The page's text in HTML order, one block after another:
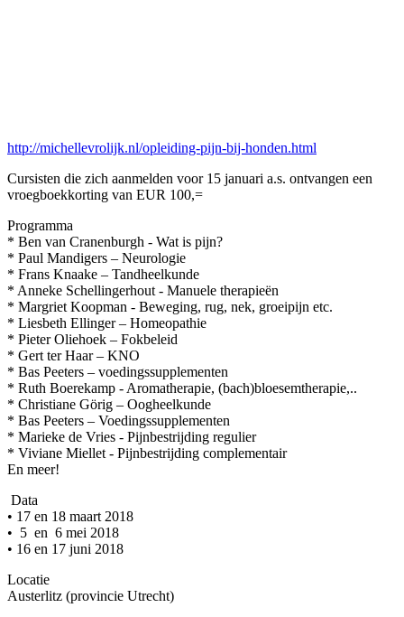
http://michellevrolijk.nl/opleiding-pijn-bij-honden.html
Cursisten die zich aanmelden voor 15 januari a.s. ontvangen een
vroegboekkorting van EUR 100,=
Programma
* Ben van Cranenburgh - Wat is pijn?
* Paul Mandigers – Neurologie
* Frans Knaake – Tandheelkunde
* Anneke Schellingerhout - Manuele therapieën
* Margriet Koopman - Beweging, rug, nek, groeipijn etc.
* Liesbeth Ellinger – Homeopathie
* Pieter Oliehoek – Fokbeleid
* Gert ter Haar – KNO
* Bas Peeters – voedingssupplementen
* Ruth Boerekamp - Aromatherapie, (bach)bloesemtherapie,..
* Christiane Görig – Oogheelkunde
* Bas Peeters – Voedingssupplementen
* Marieke de Vries - Pijnbestrijding regulier
* Viviane Miellet - Pijnbestrijding complementair
En meer!
Data
• 17 en 18 maart 2018
• 5 en 6 mei 2018
• 16 en 17 juni 2018
Locatie
Austerlitz (provincie Utrecht)